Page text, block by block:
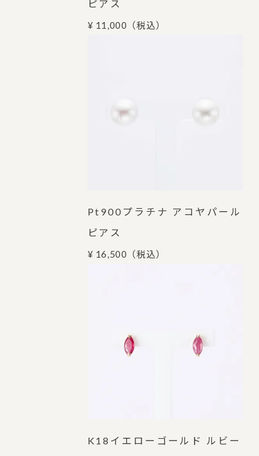
ピアス
¥ 11,000 （税込）
Pt900プラチナ アコヤパール
ピアス
¥ 16,500 （税込）
K18イエローゴールド ルビー